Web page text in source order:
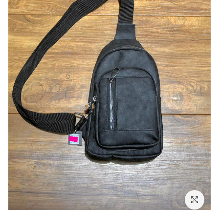
بزرگنمایی تصویر